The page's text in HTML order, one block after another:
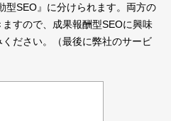
型SEO』に分けられます。両方の
すので、成果報酬型SEOに興味
ださい。（最後に弊社のサービ